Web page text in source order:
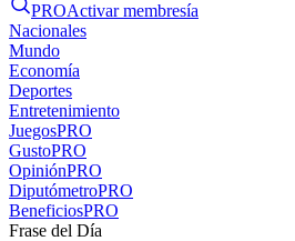
PROActivar membresía
Nacionales
Mundo
Economía
Deportes
Entretenimiento
JuegosPRO
GustoPRO
OpiniónPRO
DiputómetroPRO
BeneficiosPRO
Frase del Día